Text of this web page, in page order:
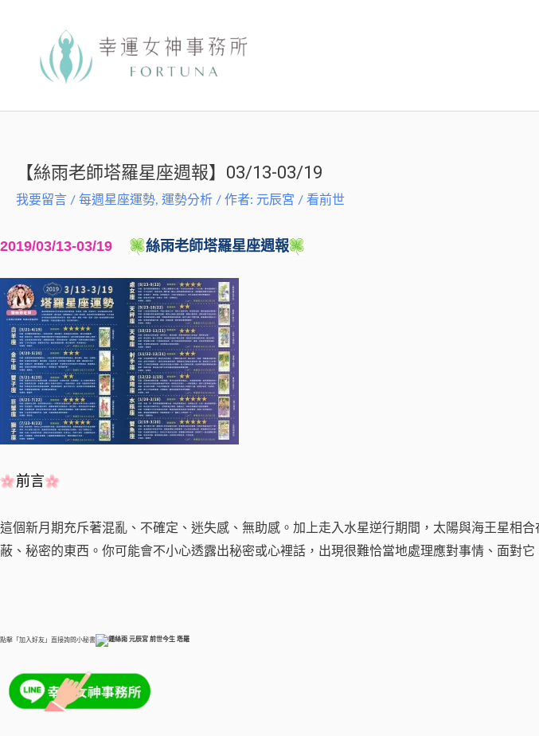
【絲雨老師塔羅星座週報】03/13-03/19
我要留言 / 每週星座運勢, 運勢分析 / 作者: 元辰宮 / 看前世
2019/03/13-03/19 絲雨老師塔羅星座週報
前言
這個新月期充斥著混亂、不確定、迷失感、無助感。加上走入水星逆行期間，太陽與海王星相
蔽、秘密的東西。你可能會不小心透露出秘密或心裡話，出現很難恰當地處理應對事情、面對
點擊「加入好友」直接詢問小秘書